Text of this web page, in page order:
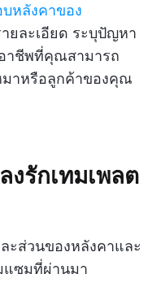
บหลังคาของ
ละเอียด ระบุปัญหา
าชีพที่คุณสามารถ
มาหรือลูกค้าของคุณ
รักเทมเพลต
ะส่วนของหลังคาและ
แซมที่ผ่านมา